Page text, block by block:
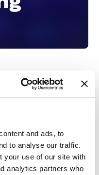
and ads, to
to analyse our traffic.
your use of our site with
analytics partners who